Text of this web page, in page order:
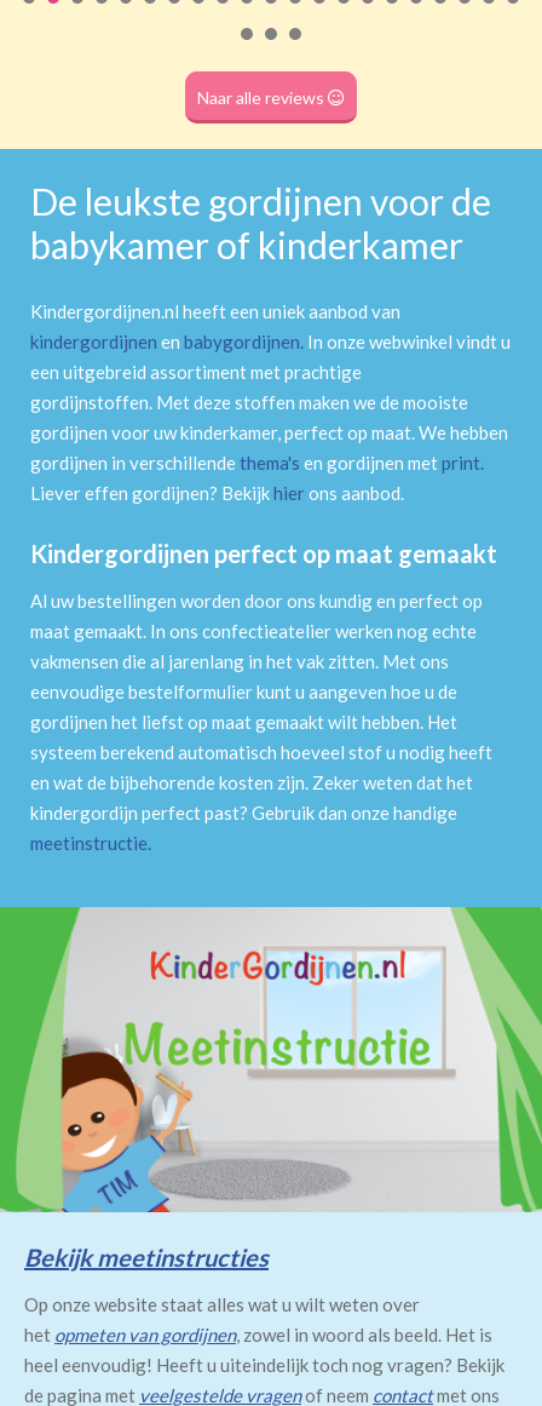
(dubbele tunnel)
Naar alle reviews
De leukste gordijnen voor de
babykamer of kinderkamer
Kindergordijnen.nl heeft een uniek aanbod van
kindergordijnen en babygordijnen. In onze webwinkel vindt u
een uitgebreid assortiment met prachtige
gordijnstoffen. Met deze stoffen maken we de mooiste
gordijnen voor uw kinderkamer, perfect op maat. We hebben
gordijnen in verschillendethema's en gordijnen metprint.
Liever effen gordijnen? Bekijkhierons aanbod.
Kindergordijnen perfect op maat gemaakt
Al uw bestellingen worden door ons kundig en perfect op
maat gemaakt. In ons confectieatelier werken nog echte
vakmensen die al jarenlang in het vak zitten. Met ons
eenvoudige bestelformulier kunt u aangeven hoe u de
gordijnen het liefst op maat gemaakt wilt hebben. Het
systeem berekend automatisch hoeveel stof u nodig heeft
en wat de bijbehorende kosten zijn. Zeker weten dat het
kindergordijn perfect past? Gebruik dan onze handige
meetinstructie.
Bekijk meetinstructies
Op onze website staat alles wat u wilt weten over
het opmeten van gordijnen, zowel in woord als beeld. Het is
heel eenvoudig! Heeft u uiteindelijk toch nog vragen? Bekijk
de pagina met veelgestelde vragenof neem contactmet ons